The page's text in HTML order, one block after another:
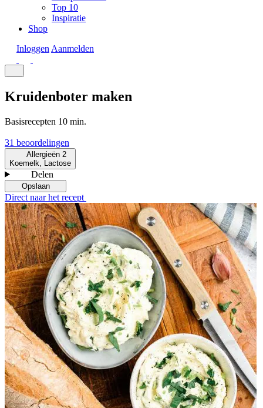
Top 10
Inspiratie
Shop
Inloggen Aanmelden
Kruidenboter maken
Basisrecepten 10 min.
31 beoordelingen
Allergieën 2
Koemelk, Lactose
Delen
Opslaan
Direct naar het recept